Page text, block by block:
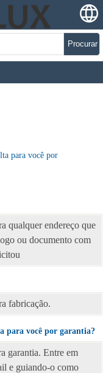
Procurar
para você por
qualquer endereço que
ou documento com
fabricação.
para você por garantia?
garantia. Entre em
e guiando-o como